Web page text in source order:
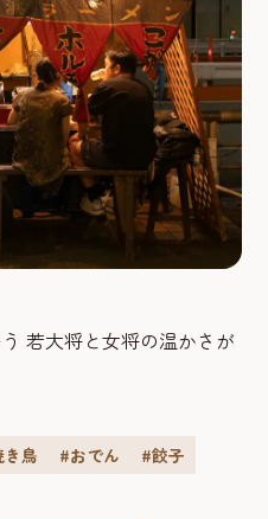
若大将と女将の温かさが
鳥 #おでん
#餃子